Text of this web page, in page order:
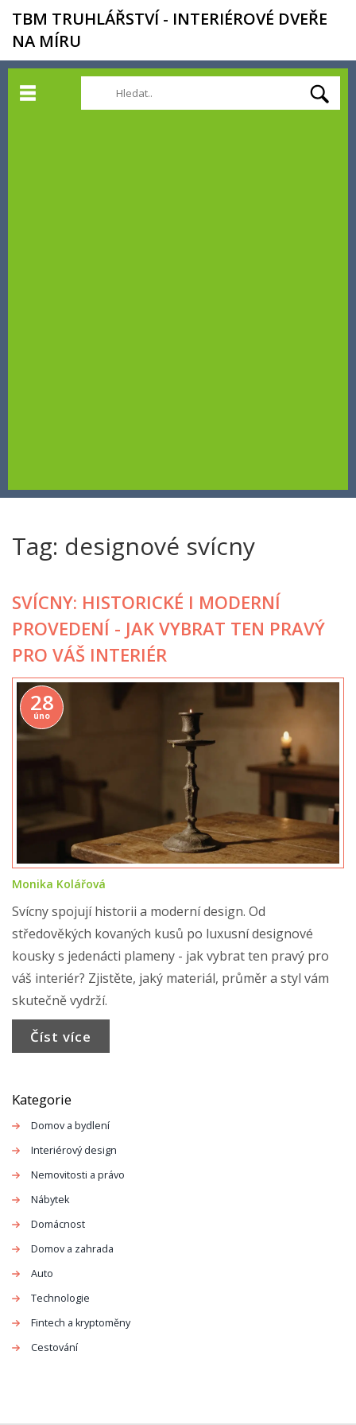
TBM TRUHLÁŘSTVÍ - INTERIÉROVÉ DVEŘE
NA MÍRU
Tag: designové svícny
SVÍCNY: HISTORICKÉ I MODERNÍ
PROVEDENÍ - JAK VYBRAT TEN PRAVÝ
PRO VÁŠ INTERIÉR
28
úno
Monika Kolářová
Svícny spojují historii a moderní design. Od
středověkých kovaných kusů po luxusní designové
kousky s jedenácti plameny - jak vybrat ten pravý pro
váš interiér? Zjistěte, jaký materiál, průměr a styl vám
skutečně vydrží.
Číst více
Kategorie
Domov a bydlení
Interiérový design
Nemovitosti a právo
Nábytek
Domácnost
Domov a zahrada
Auto
Technologie
Fintech a kryptoměny
Cestování